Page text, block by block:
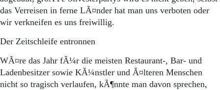
das Verreisen in ferne LÃ¤nder hat man uns verboten oder
wir verkneifen es uns freiwillig.
Der Zeitschleife entronnen
WÃ¤re das Jahr fÃ¼r die meisten Restaurant-, Bar- und
Ladenbesitzer sowie KÃ¼nstler und Ã¤lteren Menschen
nicht so tragisch verlaufen, kÃ¶nnte man davon sprechen,